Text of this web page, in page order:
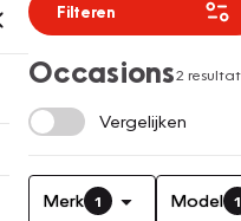
Filteren
Occasions2
Vergelijken
Merk 1 Model 1